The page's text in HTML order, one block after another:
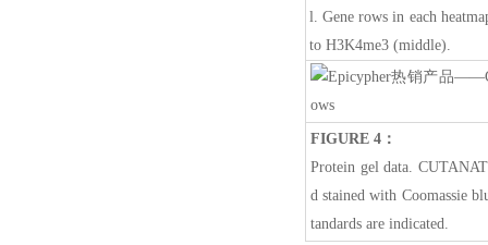
l. Gene rows in each
to H3K4me3 (middle).
FIGURE 4：
Protein gel data.
d stained with Coomassie
tandards are indicated.